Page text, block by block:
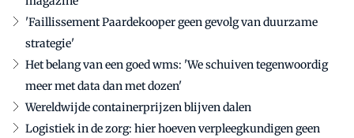
'Faillissement Paardekooper geen gevolg van duurzame
strategie'
Het belang van een goed wms: 'We schuiven tegenwoordig
meer met data dan met dozen'
Wereldwijde containerprijzen blijven dalen
Logistiek in de zorg: hier hoeven verpleegkundigen geen